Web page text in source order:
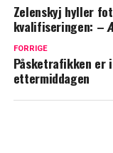
Zelenskyj hyller
kvalifiseringen: –
FORRIGE
Påsketrafikken er
ettermiddagen